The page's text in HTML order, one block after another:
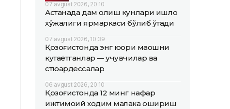
07 avgust 2026, 20:10
Астанада дам олиш кунлари қишлоқ
хўжалиги ярмаркаси бўлиб ўтади
07 avgust 2026, 10:39
Қозоғистонда энг юқори маошни
кутаётганлар — учувчилар ва
стюардессалар
06 avgust 2026, 20:10
Қозоғистонда 12 минг нафар
ижтимоий ходим малака ошириш